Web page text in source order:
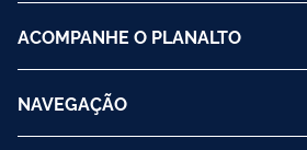
ACOMPANHE O PLANALTO
NAVEGAÇÃO